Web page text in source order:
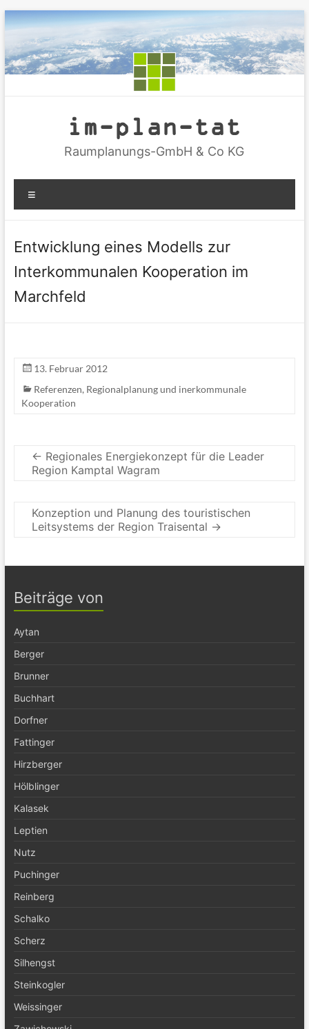
Zum
Inhalt
springen
im-plan-tat
Raumplanungs-GmbH & Co KG
Entwicklung eines Modells zur
Interkommunalen Kooperation im
Marchfeld
13. Februar 2012
Referenzen, Regionalplanung und inerkommunale
Kooperation
← Regionales Energiekonzept für die Leader
Region Kamptal Wagram
Konzeption und Planung des touristischen
Leitsystems der Region Traisental →
Beiträge von
Aytan
Berger
Brunner
Buchhart
Dorfner
Fattinger
Hirzberger
Hölblinger
Kalasek
Leptien
Nutz
Puchinger
Reinberg
Schalko
Scherz
Silhengst
Steinkogler
Weissinger